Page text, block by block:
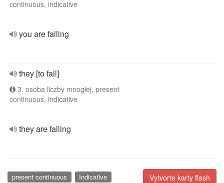
continuous, indicative
you are falling
they [to fall]
3. osoba liczby mnogiej, present
continuous, indicative
they are falling
Vytvorte karty flash
present continuous Indicative